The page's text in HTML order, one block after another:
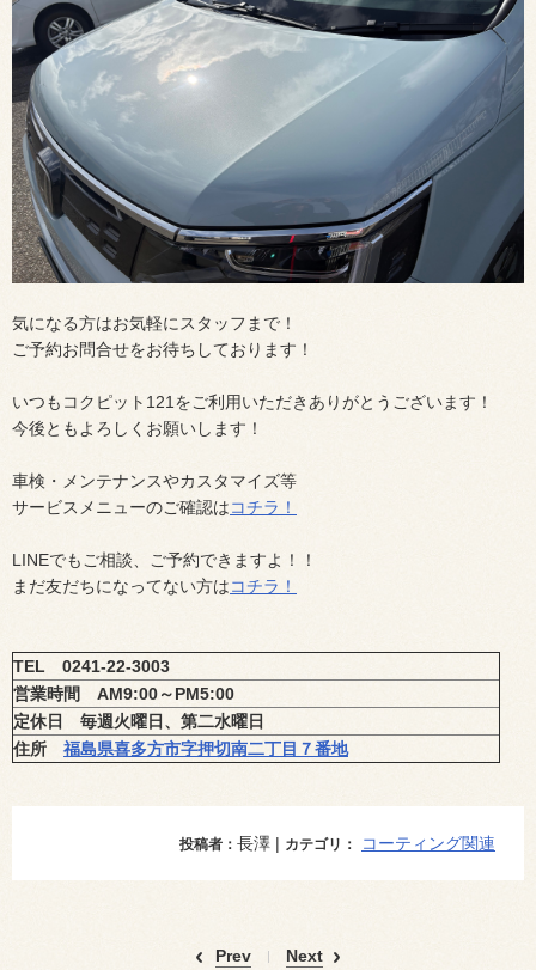
気になる方はお気軽にスタッフまで！
ご予約お問合せをお待ちしております！
いつもコクピット 121 をご利用いただきありがとうございます！
今後ともよろしくお願いします！
車検・メンテナンスやカスタマイズ等
サービスメニューのご確認はコチラ！
LINEでもご相談、ご予約できますよ！！
まだ友だちになってない方はコチラ！
TEL
0241-22-3003
営業時間 AM9:00～PM5:00
定休日 毎週火曜日、第二水曜日
住所 福島県喜多方市字押切南二丁目７番地
投稿者： 長澤 | カテゴリ： コーティング関連
Prev Next